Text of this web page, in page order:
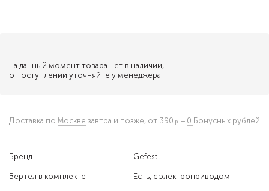
Бренд Gefest
Вертел в комплекте Есть, с электроприводом
на данный момент товара нет в наличии,
о поступлении уточняйте у менеджера
Доставка по Москве завтра и позже, от 390 + 0 Бонусных рублей